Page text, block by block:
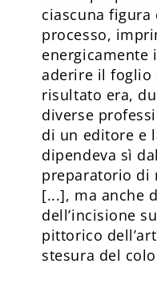
ciascuna figura
processo,
energicamente
aderire il foglio
risultato era,
diverse
di un editore e
dipendeva sì
preparatorio di
[...], ma anche
dell’incisione
pittorico
stesura del